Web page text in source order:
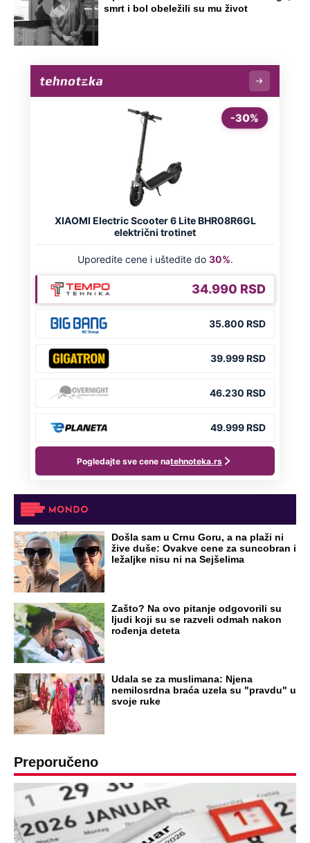
Došla sam u Crnu Goru, a na plaži ni
žive duše: Ovakve cene za suncobran i
ležaljke nisu ni na Sejšelima
ljudi koji su se razveli odmah nakon
Udala se za muslimana: Njena
nemilosrdna braća uzela su "pravdu" u
Preporučeno
NA VREME SVE
Ovo su neradni dani početkom 2026.
godine: Organizujte sebi mini odmor od
čak četiri slobodna dana